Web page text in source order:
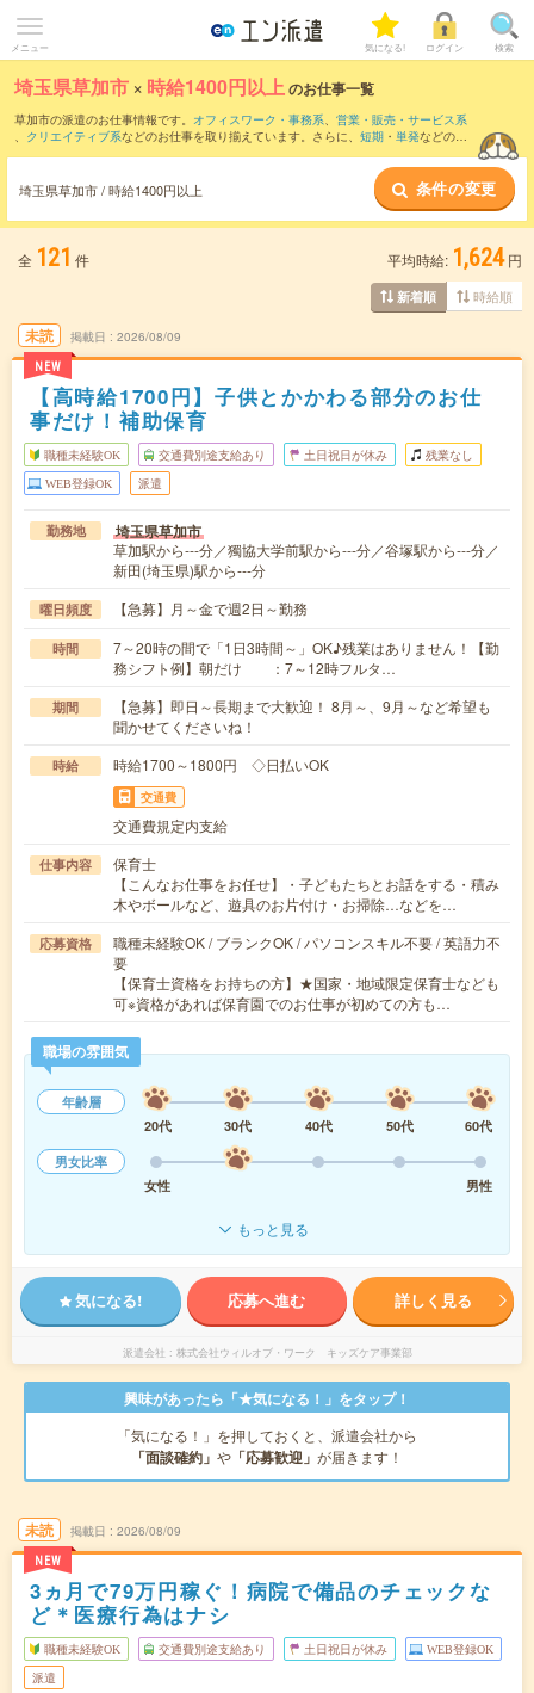
メニュー 気になる! ログイン 検索
埼玉県草加市 × 時給1400円以上のお仕事一覧
草加市の派遣のお仕事情報です。 オフィスワーク・事務系、 営業・販売・サービス系
、 クリエイティブ系などのお仕事を取り揃えています。さらに、 短期 ・ 単発などの期
埼玉県草加市 / 時給1400円以上 条件の変更
全 121 件 平均時給: 1,624 円
新着順 時給順
未読
NEW
掲載日 2026/08/09
【高時給1700円】子供とかかわる部分のお仕
事だけ！補助保育
職種未経験OK 交通費別途支給あり 土日祝日が休み 残業なし
WEB登録OK 派遣
勤務地 埼玉県草加市
草加駅から---分／獨協大学前駅から---分／谷塚駅から---分／
新田(埼玉県)駅から---分
曜日頻度 【急募】月～金で週2日～勤務
時間
7～20時の間で「1日3時間～」OK♪残業はありません！【勤
務シフト例】朝だけ ：7～12時フルタ…
期間
【急募】即日～長期まで大歓迎！ 8月～、9月～など希望も
聞かせてくださいね！
時給 時給1700～1800円 ◇日払いOK
交通費
交通費規定内支給
仕事内容
保育士
【こんなお仕事をお任せ】・子どもたちとお話をする・積み
木やボールなど、遊具のお片付け・お掃除…などを…
応募資格
職種未経験OK / ブランクOK / パソコンスキル不要 / 英語力不
要
【保育士資格をお持ちの方】★国家・地域限定保育士なども
可※資格があれば保育園でのお仕事が初めての方も…
職場の雰囲気
年齢層
20代
30代 40代 50代
60代
男女比率
女性
男性
もっと見る
気になる! 応募へ進む 詳しく見る
派遣会社 株式会社ウィルオブ・ワーク キッズケア事業部
興味があったら「★気になる！」をタップ！
「気になる！」を押しておくと、派遣会社から
「面談確約」 や 「応募歓迎」 が届きます！
未読
NEW
掲載日 2026/08/09
3ヵ月で79万円稼ぐ！病院で備品のチェックな
ど＊医療行為はナシ
職種未経験OK 交通費別途支給あり 土日祝日が休み WEB登録OK
派遣